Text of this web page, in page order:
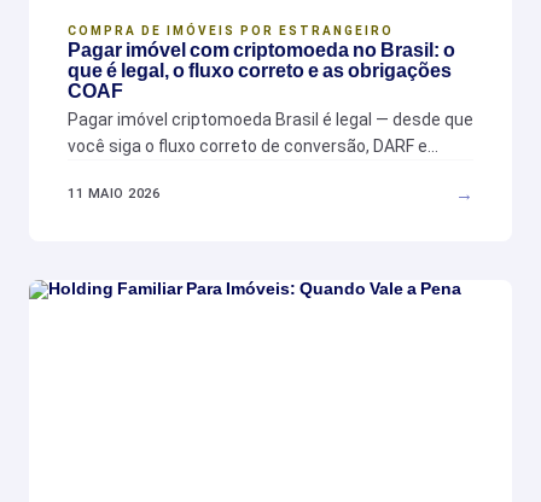
COMPRA DE IMÓVEIS POR ESTRANGEIRO
Pagar imóvel com criptomoeda no Brasil: o
que é legal, o fluxo correto e as obrigações
COAF
Pagar imóvel criptomoeda Brasil é legal — desde que
você siga o fluxo correto de conversão, DARF e…
11 MAIO 2026 →